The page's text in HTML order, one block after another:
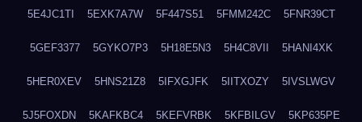
5E4JC1TI 5EXK7A7W 5F447S51 5FMM242C 5FNR39CT
5GEF3377 5GYKO7P3 5H18E5N3 5H4C8VII 5HANI4XK
5HER0XEV 5HNS21Z8 5IFXGJFK 5IITXOZY 5IVSLWGV
5J5FOXDN 5KAFKBC4 5KEFVRBK 5KFBILGV 5KP635PE